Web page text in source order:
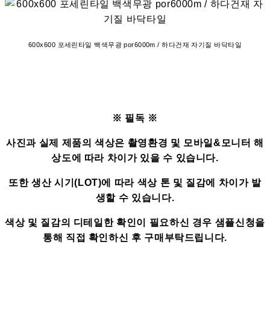
600x600 포세린타일 백색무광 por6000m / 하다건재 자기질 바닥타일
※ 필독 ※
사진과 실제 제품의 색상은 촬영환경 및 모바일&모니터 해
상도에 따라 차이가 있을 수 있습니다.
또한 생산 시기(LOT)에 따라 색상 톤 및 질감에 차이가 발
생할 수 있습니다.
색상 및 질감의 디테일한 확인이 필요하신 경우 샘플신청을
통해 직접 확인하신 후 구매부탁드립니다.